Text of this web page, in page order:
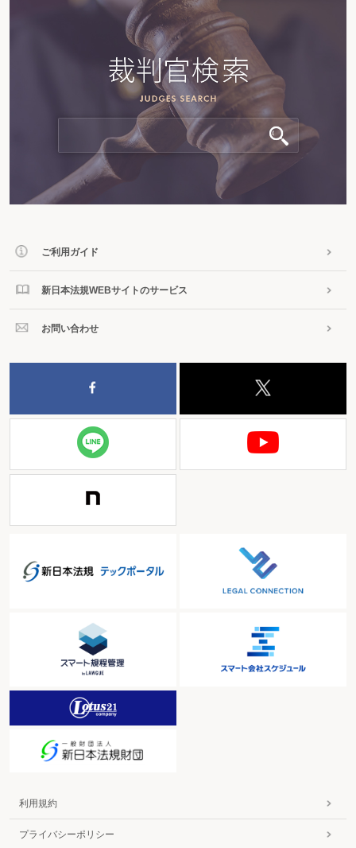
ご利用ガイド
新日本法規WEBサイトのサービス
お問い合わせ
利用規約
プライバシーポリシー